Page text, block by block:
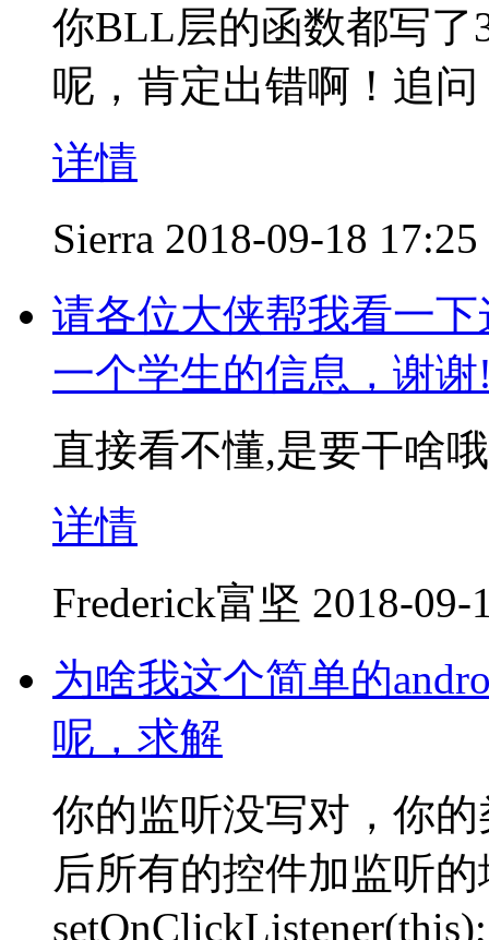
你BLL层的函数都写了
呢，肯定出错啊！追问
详情
Sierra 2018-09-18 17:25
请各位大侠帮我看一
一个学生的信息，谢谢
直接看不懂,是要干啥哦
详情
Frederick富坚 2018-09-
为啥我这个简单的
呢，求解
你的监听没写对，你
后所有的控件加监听
setOnClickListener(this);